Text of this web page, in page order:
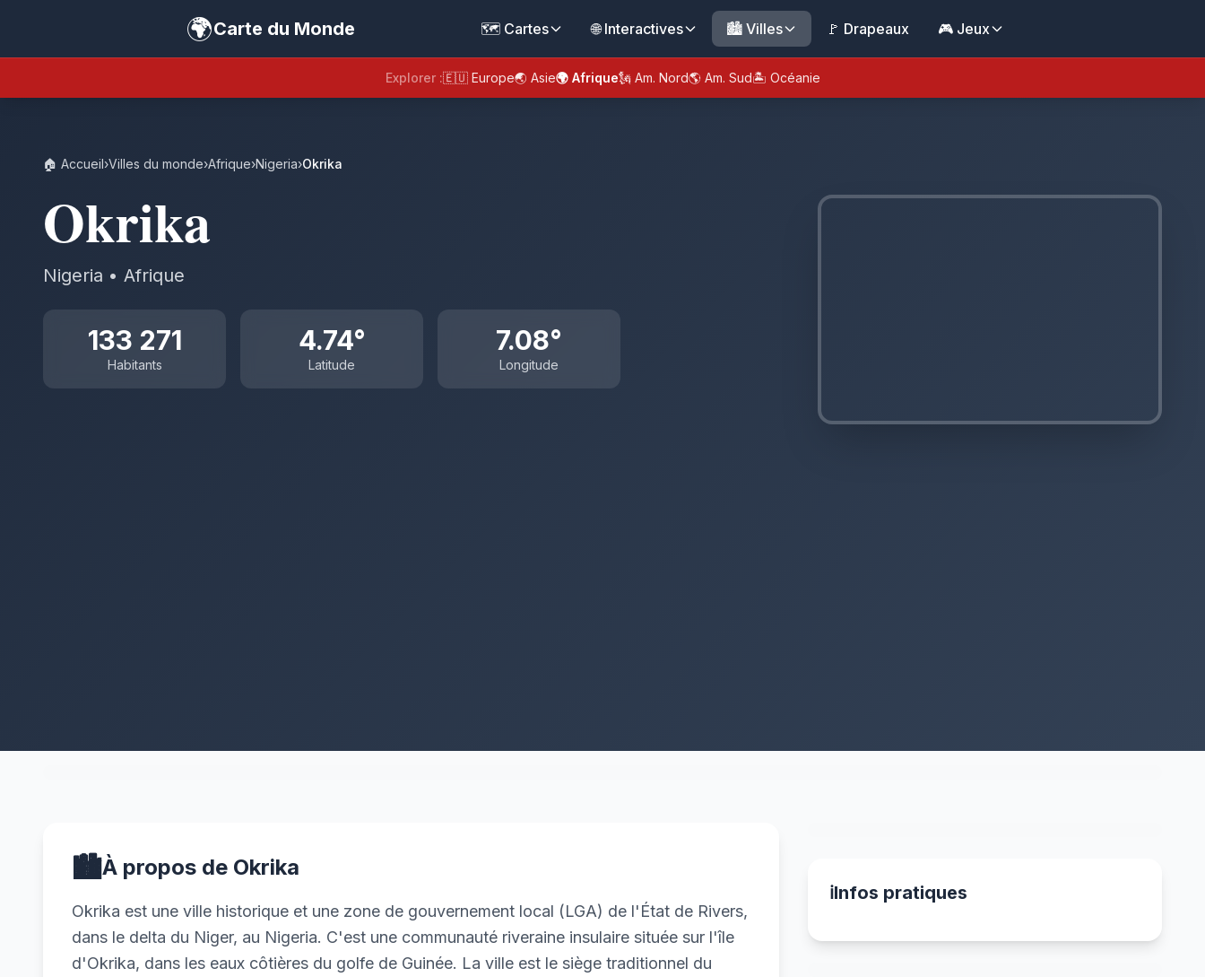
🌍Carte du Monde 🗺️ Cartes 🌐 Interactives 🏙️ Villes 🚩 Drapeaux 🎮 Jeux
Explorer :🇪🇺 Europe🌏 Asie🌍 Afrique🗽 Am. Nord🌎 Am. Sud🏝️ Océanie
🏠 Accueil›Villes du monde›Afrique›Nigeria›Okrika
Okrika
Nigeria • Afrique
133 271
Habitants
4.74°
Latitude
7.08°
Longitude
🏙️À propos de Okrika
Okrika est une ville historique et une zone de gouvernement local (LGA) de l'État de Rivers,
dans le delta du Niger, au Nigeria. C'est une communauté riveraine insulaire située sur l'île
d'Okrika, dans les eaux côtières du golfe de Guinée. La ville est le siège traditionnel du
ℹ️Infos pratiques